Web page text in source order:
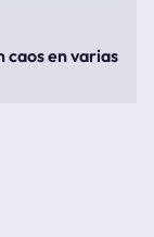
caos en varias